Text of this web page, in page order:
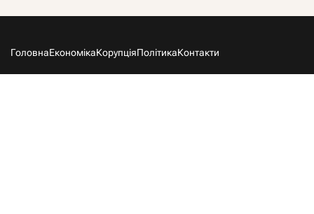
ГоловнаЕкономікаКорупціяПолітикаКонтакти